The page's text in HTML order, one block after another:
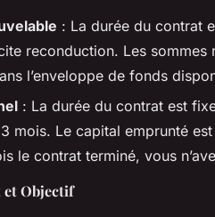
: La durée du contrat
reconduction. Les
l’enveloppe de fonds
: La durée du contrat est
mois. Le capital emprunté
le contrat terminé, vous
et Objectif